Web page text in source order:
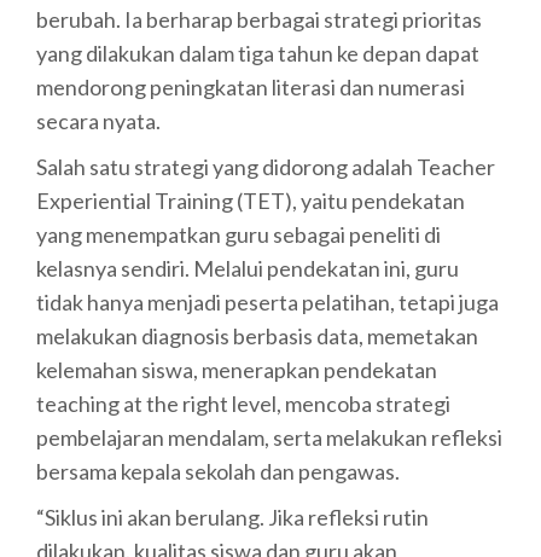
berubah. Ia berharap berbagai strategi prioritas
yang dilakukan dalam tiga tahun ke depan dapat
mendorong peningkatan literasi dan numerasi
secara nyata.
Salah satu strategi yang didorong adalah Teacher
Experiential Training (TET), yaitu pendekatan
yang menempatkan guru sebagai peneliti di
kelasnya sendiri. Melalui pendekatan ini, guru
tidak hanya menjadi peserta pelatihan, tetapi juga
melakukan diagnosis berbasis data, memetakan
kelemahan siswa, menerapkan pendekatan
teaching at the right level, mencoba strategi
pembelajaran mendalam, serta melakukan refleksi
bersama kepala sekolah dan pengawas.
“Siklus ini akan berulang. Jika refleksi rutin
dilakukan, kualitas siswa dan guru akan